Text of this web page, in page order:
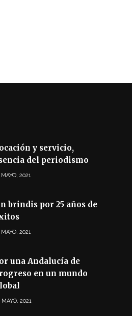
y servicio,
del periodismo
MAYO, 2021
brindis por 25 años de
MAYO, 2021
una Andalucía de
en un mundo
MAYO, 2021